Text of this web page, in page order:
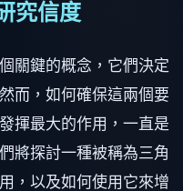
究信度
關鍵的概念，它們決定
而，如何確保這兩個要
揮最大的作用，一直是
將探討一種被稱為三角
，以及如何使用它來增